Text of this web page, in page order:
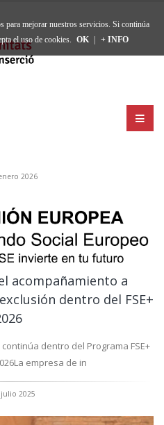
2026
acompañamiento a
dentro del FSE+
continúa dentro del Programa FSE+
empresa de in
2025
para mejorar nuestros servicios. Si continúa
el uso de cookies. OK + INFO